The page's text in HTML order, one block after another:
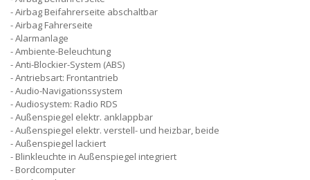
Airbag Beifahrerseite abschaltbar
Airbag Fahrerseite
Alarmanlage
Ambiente-Beleuchtung
Anti-Blockier-System (ABS)
Antriebsart: Frontantrieb
Audio-Navigationssystem
Audiosystem: Radio RDS
Außenspiegel elektr. anklappbar
Außenspiegel elektr. verstell- und heizbar, beide
Außenspiegel lackiert
Blinkleuchte in Außenspiegel integriert
Bordcomputer